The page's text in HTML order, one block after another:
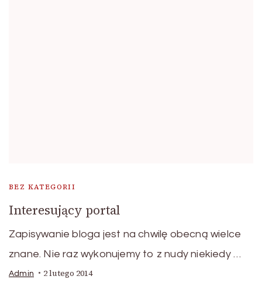
BEZ KATEGORII
Interesujący portal
Zapisywanie bloga jest na chwilę obecną wielce
znane. Nie raz wykonujemy to z nudy niekiedy …
Admin 2 lutego 2014